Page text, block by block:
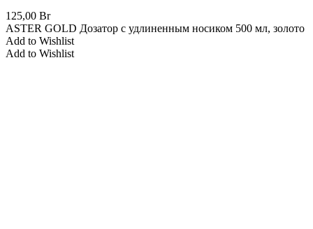
125,00 Br
ASTER GOLD Дозатор с удлиненным носиком 500 мл, золото
Add to Wishlist
Add to Wishlist